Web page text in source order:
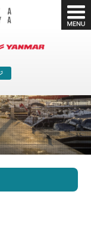
ボート販売